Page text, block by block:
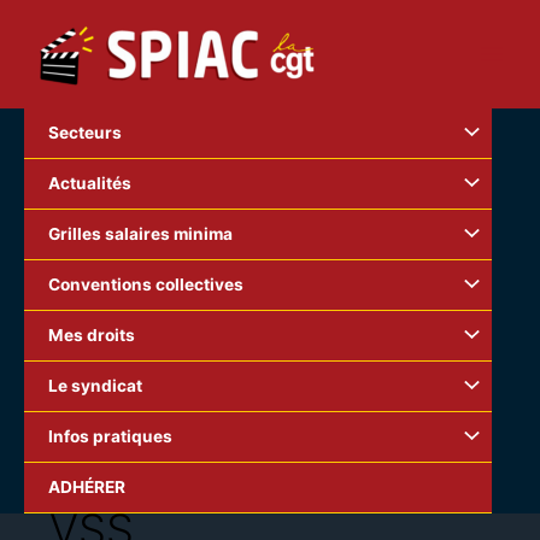
contenu
Secteurs
Actualités
Grilles salaires minima
Conventions collectives
Mes droits
Le syndicat
Infos pratiques
ADHÉRER